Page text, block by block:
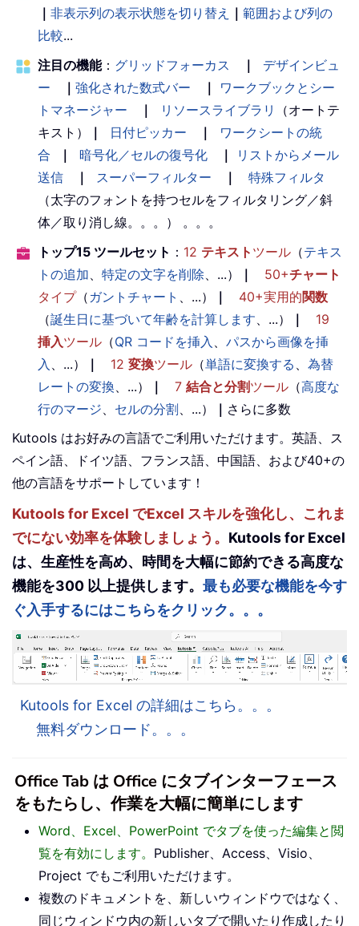
｜ 非表示列の表示状態を切り替え ｜ 範囲および列の
比較...
注目の機能： グリッドフォーカス ｜
デザインビュ
ー
｜ 強化された数式バー ｜
ワークブックとシー
トマネージャー
｜ リソースライブラリ
（オートテ
キスト）
｜ 日付ピッカー ｜
ワークシートの統
合
｜ 暗号化／セルの復号化 ｜
リストからメール
送信
｜ スーパーフィルター ｜
特殊フィルタ
（太字のフォントを持つセルをフィルタリング／斜
体／取り消し線。。。） 。。。
トップ15 ツールセット ： 12 テキスト ツール （テキス
トの追加、 特定の文字を削除、...） ｜ 50+チャート
タイプ（ ガントチャート 、...） ｜ 40+実用的関数
（誕生日に基づいて年齢を計算します、...） ｜
19
挿入ツール （QR コードを挿入 、 パスから画像を挿
入 、...） ｜ 12 変換ツール （単語に変換する 、 為替
レートの変換、...） ｜ 7 結合と分割ツール （高度な
行のマージ、 セルの分割、...） ｜ さらに多数
Kutools はお好みの言語でご利用いただけます。英語、ス
ペイン語、ドイツ語、フランス語、中国語、および40+の
他の言語をサポートしています！
Kutools for Excel でExcel スキルを強化し、これま
でにない効率を体験しましょう。 Kutools for Excel
は、生産性を高め、時間を大幅に節約できる高度な
機能を300 以上提供します。 最も必要な機能を今す
ぐ入手するにはこちらをクリック。。。
Kutools for Excel の詳細はこちら。。。
無料ダウンロード。。。
Office Tab は Office にタブインターフェース
をもたらし、作業を大幅に簡単にします
Word、Excel、PowerPoint でタブを使った編集と閲
覧を有効にします。 Publisher、Access、Visio、
Project でもご利用いただけます。
複数のドキュメントを、新しいウィンドウではなく、
同じウィンドウ内の新しいタブで開いたり作成したり